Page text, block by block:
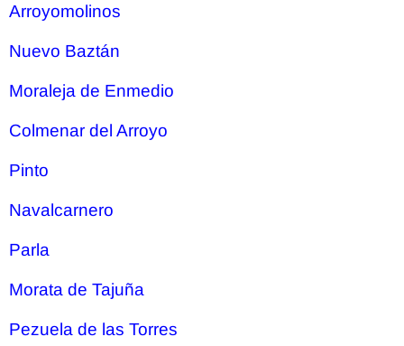
Arroyomolinos
Nuevo Baztán
Moraleja de Enmedio
Colmenar del Arroyo
Pinto
Navalcarnero
Parla
Morata de Tajuña
Pezuela de las Torres